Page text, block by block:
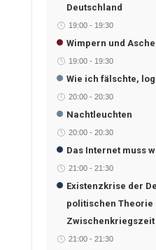
Deutschland
19:00- 19:30
Wimpern und
19:00- 19:30
Wie ich fälschte,
20:00- 20:30
Nachtleuchten
20:00- 20:30
Das Internet muss
21:00- 21:30
Existenzkrise der
politischen Theorie
Zwischenkriegszeit
21:00- 21:30